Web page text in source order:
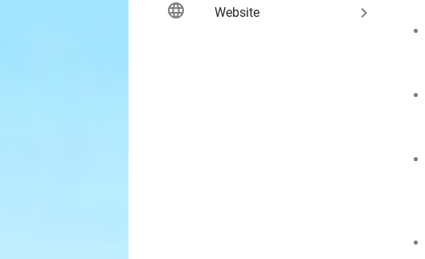
language Website keyboard_arrow_right